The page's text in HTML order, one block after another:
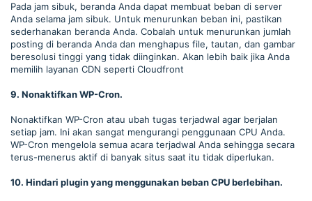
Pada jam sibuk, beranda Anda dapat membuat beban di server
Anda selama jam sibuk. Untuk menurunkan beban ini, pastikan
sederhanakan beranda Anda. Cobalah untuk menurunkan jumlah
posting di beranda Anda dan menghapus file, tautan, dan gambar
beresolusi tinggi yang tidak diinginkan. Akan lebih baik jika Anda
memilih layanan CDN seperti Cloudfront
9. Nonaktifkan WP-Cron.
Nonaktifkan WP-Cron atau ubah tugas terjadwal agar berjalan
setiap jam. Ini akan sangat mengurangi penggunaan CPU Anda.
WP-Cron mengelola semua acara terjadwal Anda sehingga secara
terus-menerus aktif di banyak situs saat itu tidak diperlukan.
10. Hindari plugin yang menggunakan beban CPU berlebihan.